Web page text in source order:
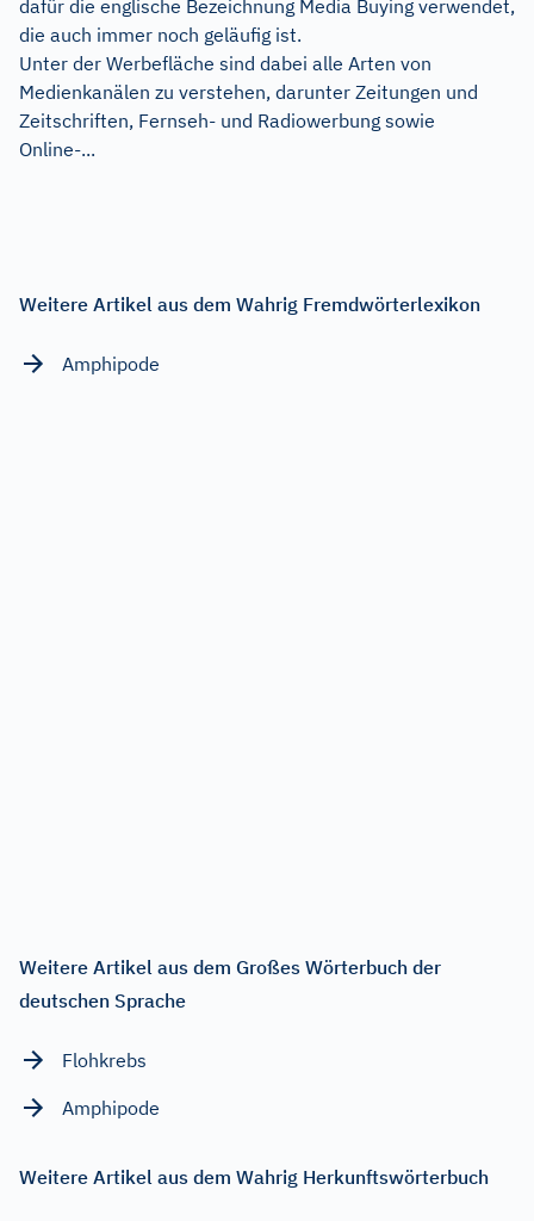
dafür die englische Bezeichnung Media Buying verwendet,
die auch immer noch geläufig ist.
Unter der Werbefläche sind dabei alle Arten von
Medienkanälen zu verstehen, darunter Zeitungen und
Zeitschriften, Fernseh- und Radiowerbung sowie
Online-...
Weitere Artikel aus dem Wahrig Fremdwörterlexikon
Amphipode
Weitere Artikel aus dem Großes Wörterbuch der
deutschen Sprache
Flohkrebs
Amphipode
Weitere Artikel aus dem Wahrig Herkunftswörterbuch